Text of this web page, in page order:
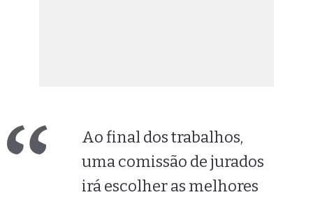
Ao final dos trabalhos,
uma comissão de jurados
irá escolher as melhores